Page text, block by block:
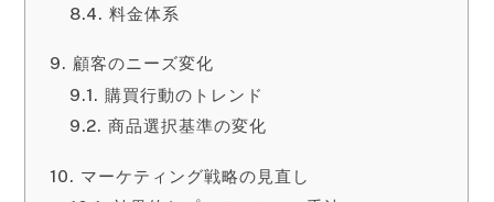
料金体系
顧客のニーズ変化
購買行動のトレンド
商品選択基準の変化
マーケティング戦略の見直し